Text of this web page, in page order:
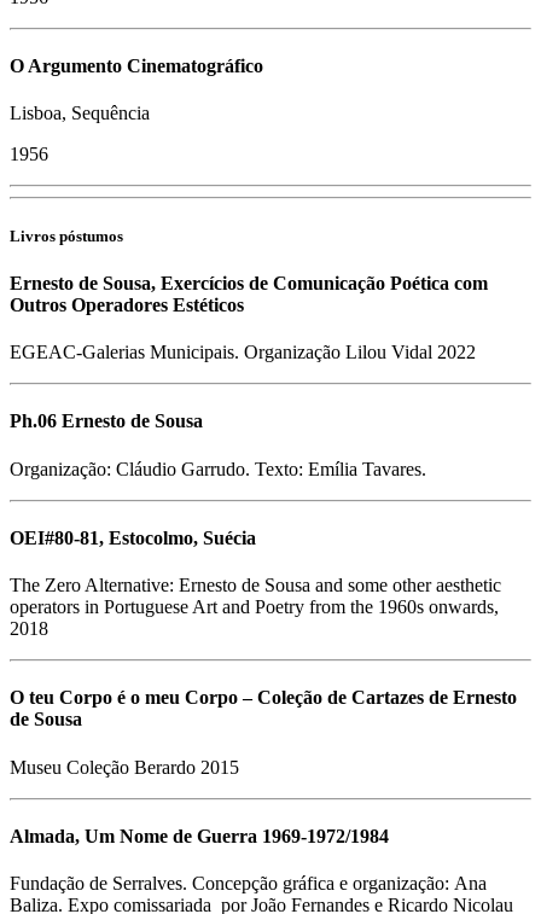
O Argumento Cinematográfico
Lisboa, Sequência
1956
Livros póstumos
Ernesto de Sousa, Exercícios de Comunicação Poética com
Outros Operadores Estéticos
EGEAC-Galerias Municipais. Organização Lilou Vidal 2022
Ph.06 Ernesto de Sousa
Organização: Cláudio Garrudo. Texto: Emília Tavares.
OEI#80-81, Estocolmo, Suécia
The Zero Alternative: Ernesto de Sousa and some other aesthetic
operators in Portuguese Art and Poetry from the 1960s onwards,
2018
O teu Corpo é o meu Corpo – Coleção de Cartazes de Ernesto
de Sousa
Museu Coleção Berardo 2015
Almada, Um Nome de Guerra 1969-1972/1984
Fundação de Serralves. Concepção gráfica e organização: Ana
Baliza. Expo comissariada por João Fernandes e Ricardo Nicolau